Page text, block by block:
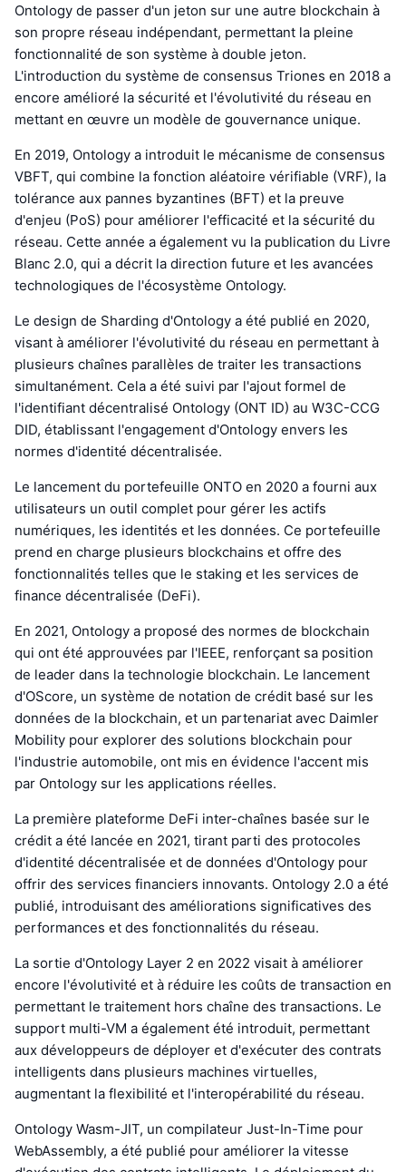
Ontology de passer d'un jeton sur une autre blockchain à
son propre réseau indépendant, permettant la pleine
fonctionnalité de son système à double jeton.
L'introduction du système de consensus Triones en 2018 a
encore amélioré la sécurité et l'évolutivité du réseau en
mettant en œuvre un modèle de gouvernance unique.
En 2019, Ontology a introduit le mécanisme de consensus
VBFT, qui combine la fonction aléatoire vérifiable (VRF), la
tolérance aux pannes byzantines (BFT) et la preuve
d'enjeu (PoS) pour améliorer l'efficacité et la sécurité du
réseau. Cette année a également vu la publication du Livre
Blanc 2.0, qui a décrit la direction future et les avancées
technologiques de l'écosystème Ontology.
Le design de Sharding d'Ontology a été publié en 2020,
visant à améliorer l'évolutivité du réseau en permettant à
plusieurs chaînes parallèles de traiter les transactions
simultanément. Cela a été suivi par l'ajout formel de
l'identifiant décentralisé Ontology (ONT ID) au W3C-CCG
DID, établissant l'engagement d'Ontology envers les
normes d'identité décentralisée.
Le lancement du portefeuille ONTO en 2020 a fourni aux
utilisateurs un outil complet pour gérer les actifs
numériques, les identités et les données. Ce portefeuille
prend en charge plusieurs blockchains et offre des
fonctionnalités telles que le staking et les services de
finance décentralisée (DeFi).
En 2021, Ontology a proposé des normes de blockchain
qui ont été approuvées par l'IEEE, renforçant sa position
de leader dans la technologie blockchain. Le lancement
d'OScore, un système de notation de crédit basé sur les
données de la blockchain, et un partenariat avec Daimler
Mobility pour explorer des solutions blockchain pour
l'industrie automobile, ont mis en évidence l'accent mis
par Ontology sur les applications réelles.
La première plateforme DeFi inter-chaînes basée sur le
crédit a été lancée en 2021, tirant parti des protocoles
d'identité décentralisée et de données d'Ontology pour
offrir des services financiers innovants. Ontology 2.0 a été
publié, introduisant des améliorations significatives des
performances et des fonctionnalités du réseau.
La sortie d'Ontology Layer 2 en 2022 visait à améliorer
encore l'évolutivité et à réduire les coûts de transaction en
permettant le traitement hors chaîne des transactions. Le
support multi-VM a également été introduit, permettant
aux développeurs de déployer et d'exécuter des contrats
intelligents dans plusieurs machines virtuelles,
augmentant la flexibilité et l'interopérabilité du réseau.
Ontology Wasm-JIT, un compilateur Just-In-Time pour
WebAssembly, a été publié pour améliorer la vitesse